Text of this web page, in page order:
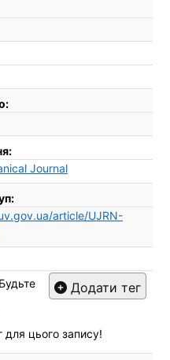
Journal
article/UJRN-
Додати тег
для цього запису!